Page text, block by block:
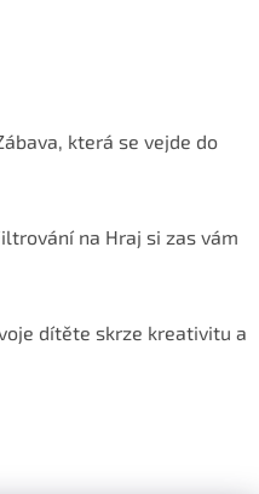
která se vejde do
na Hraj si zas vám
dítěte skrze kreativitu a